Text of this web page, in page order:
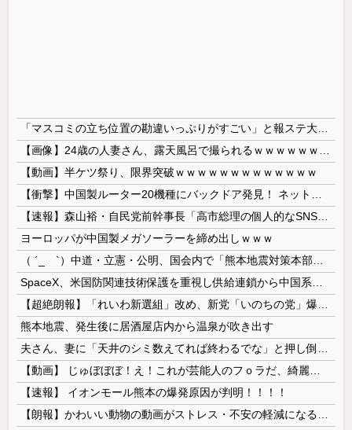
【動画】半ケツ祭り、限界突破ｗｗｗｗｗｗｗｗｗｗｗｗｗ
ヨーロッパが中国製メガソーラーを締め出しｗｗｗ
熊本地震、発生後に居酒屋店内から温泉が吹き出す
【速報】 イオンモール熊本の爆発原因が判明！！！！